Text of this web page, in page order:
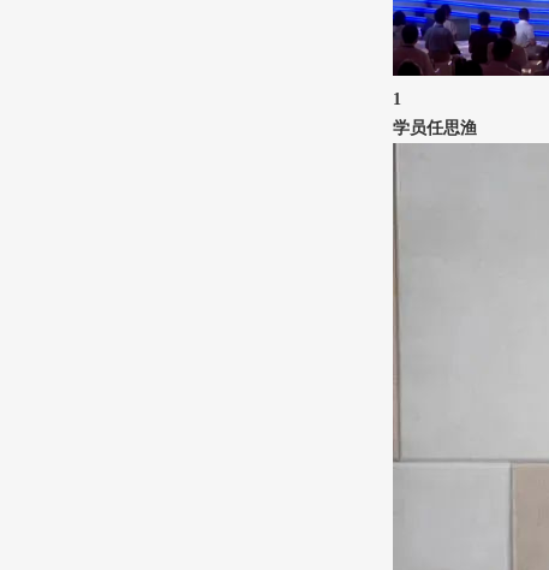
1
学员任思渔